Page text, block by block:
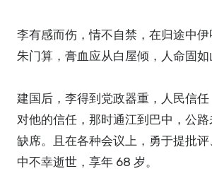
李有感而伤，情不自禁，在归途中
朱门算，膏血应从白屋倾，人命固
建国后，李得到党政器重，人民信
对他的信任，那时通江到巴中，公
缺席。且在各种会议上，勇于提批
中不幸逝世，享年 68 岁。